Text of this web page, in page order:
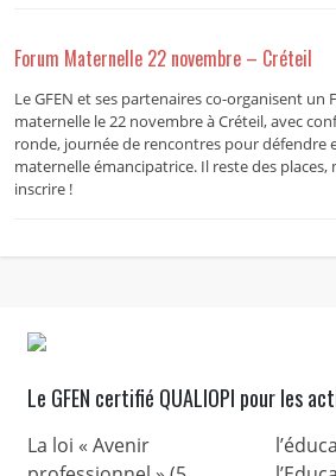
Forum Maternelle 22 novembre – Créteil
Le GFEN et ses partenaires co-organisent un
maternelle le 22 novembre à Créteil, avec
ronde, journée de rencontres pour défendre
maternelle émancipatrice. Il reste des places,
inscrire !
Le GFEN certifié QUALIOPI pour les
La loi « Avenir